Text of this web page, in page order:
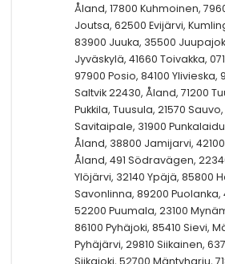
Åland, 17800 Kuhmoinen,
Joutsa, 62500 Evijärvi,
83900 Juuka, 35500
Jyväskylä, 41660 Toivakka,
97900 Posio, 84100 Ylivieska,
Saltvik 22430, Åland, 71200
Pukkila, Tuusula, 21570
Savitaipale, 31900
Åland, 38800 Jamijarvi,
Åland, 491 Södravägen,
Ylöjärvi, 32140 Ypäjä, 85800
Savonlinna, 89200
52200 Puumala, 23100
86100 Pyhäjoki, 85410 Sievi,
Pyhäjärvi, 29810 Siikainen,
Siikajoki, 52700 Mäntyharju,